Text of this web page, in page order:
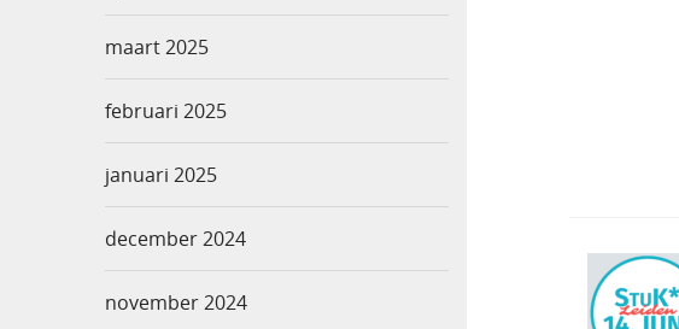
maart 2025
februari 2025
januari 2025
december 2024
november 2024